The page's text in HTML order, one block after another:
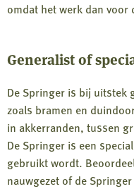
omdat het werk dan voor
Generalist of
De Springer is bij uitstek
zoals bramen en
in akkerranden, tussen
De Springer is een
gebruikt wordt.
nauwgezet of de